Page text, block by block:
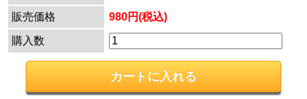
販売価格
980円(税込)
購入数